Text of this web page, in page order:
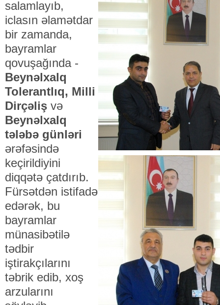
salamlayıb,
iclasın əlamətdar
bir zamanda,
bayramlar
qovuşağında -
Beynəlxalq
Tolerantlıq, Milli
Dirçəliş və
Beynəlxalq
tələbə günləri
ərəfəsində
keçirildiyini
diqqətə çatdırıb.
Fürsətdən istifadə
edərək, bu
bayramlar
münasibətilə
tədbir
iştirakçılarını
təbrik edib, xoş
arzularını